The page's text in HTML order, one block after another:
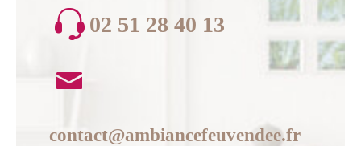
02 51 28 40 13
contact@ambiancefeuvendee.fr